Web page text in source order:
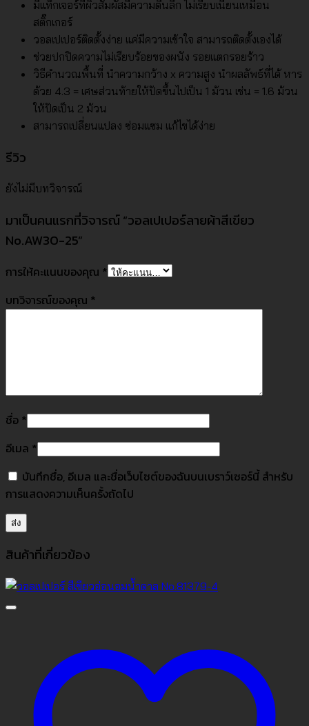
มีแท็กเจอร์ที่ผิวสัมผัสมีความตื้นลึก ไม่เรียบเนียนเหมือน
สติ๊กเกอร์
วอลเปเปอร์ติดตั้งง่าย แค่มีความเข้าใจ สามารถติดตั้งเองได้
ช่วยปกปิดความไม่เรียบร้อยของผนัง รอยแตกรอยร้าว
วิธีคำนวณพื้นที่ นำความกว้าง x ความสูง นำผลลัพธ์ที่ได้ หาร
ด้วย 4.3 = เศษส่วนท้ายให้ปัดขึ้นไปเป็น 1 ม้วน เช่น = 1.6 ม้วน
ให้ปัดเป็น 2 ม้วน
สามารถเปลี่ยนแปลง ซ่อมแซม แก้ไขได้ง่าย
รีวิว
ยังไม่มีบทวิจารณ์
มาเป็นคนแรกที่วิจารณ์ “วอลเปเปอร์ลายผ้าสีเขียว
No.AW30-25”
การให้คะแนนของคุณ *
บทวิจารณ์ของคุณ *
ชื่อ *
อีเมล *
บันทึกชื่อ, อีเมล และชื่อเว็บไซต์ของฉันบนเบราว์เซอร์นี้ สำหรับ
การแสดงความเห็นครั้งถัดไป
สินค้าที่เกี่ยวข้อง